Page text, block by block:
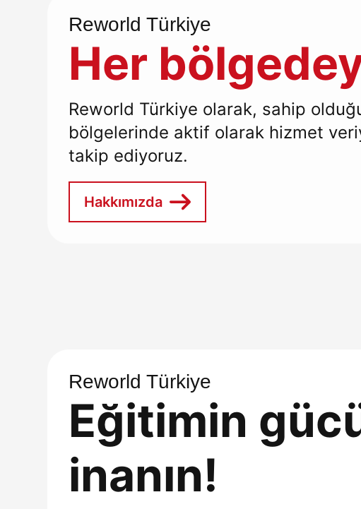
Reworld Türkiye
Her
Reworld Türkiye olarak, sahip
bölgelerinde aktif olarak hizmet
takip ediyoruz.
Hakkımızda
Reworld Türkiye
Eğitimin
inanın!